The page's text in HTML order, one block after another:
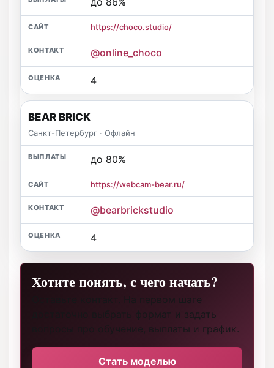
https://choco.studio/
@online_choco
4
BEAR BRICK
Санкт-Петербург · Офлайн
до 80%
https://webcam-bear.ru/
@bearbrickstudio
4
Хотите понять, с чего начать?
Оставьте контакт. На первом шаге
достаточно выбрать формат и задать
вопросы про обучение, выплаты и график.
Стать моделью